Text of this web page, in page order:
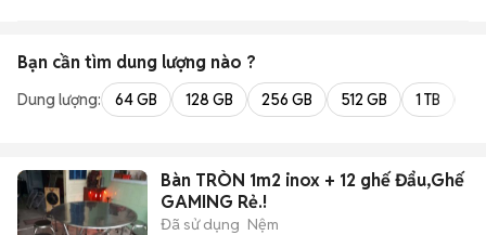
Bạn cần tìm dung lượng nào ?
Dung lượng: 64 GB 128 GB 256 GB 512 GB 1 TB
Bàn TRÒN 1m2 inox + 12 ghế Đẩu,Ghế
GAMING Rẻ.!
Đã sử dụng Nệm